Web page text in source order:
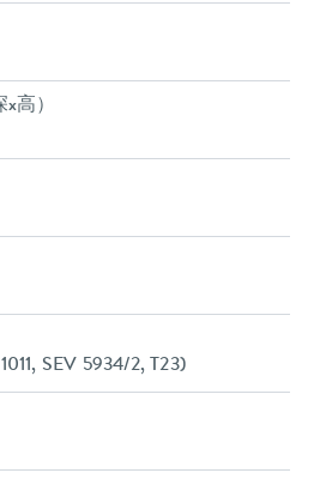
高）
SEV 5934/2, T23)